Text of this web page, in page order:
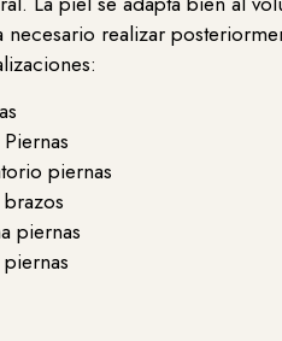
necesario realizar
piernas
piernas